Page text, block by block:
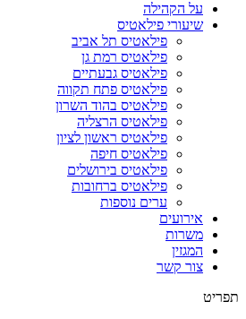
על הקהילה
שיעורי פילאטיס
פילאטיס תל אביב
פילאטיס רמת גן
פילאטיס גבעתיים
פילאטיס פתח תקווה
פילאטיס בהוד השרון
פילאטיס הרצליה
פילאטיס ראשון לציון
פילאטיס חיפה
פילאטיס בירושלים
פילאטיס ברחובות
ערים נוספות
אירועים
משרות
המגזין
צור קשר
תפריט